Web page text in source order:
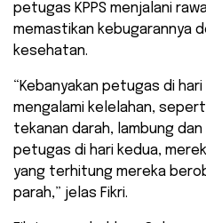
petugas KPPS menjalani
memastikan kebugarannya
kesehatan.
“Kebanyakan petugas di
mengalami kelelahan,
tekanan darah, lambung
petugas di hari kedua,
yang terhitung mereka
parah,” jelas Fikri.